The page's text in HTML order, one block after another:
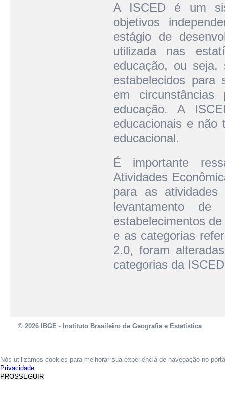
A ISCED é um
objetivos
estágio de
utilizada nas
educação, ou seja,
estabelecidos para
em
educação. A
educacionais e
educacional.
É importante
Atividades
para as
levantamento de
estabelecimentos
e as categorias
2.0, foram
categorias da
© 2026 IBGE - Instituto Brasileiro de Geografia e Estatística
Nós utilizamos cookies para melhorar sua experiência de navegação no
Privacidade.
PROSSEGUIR